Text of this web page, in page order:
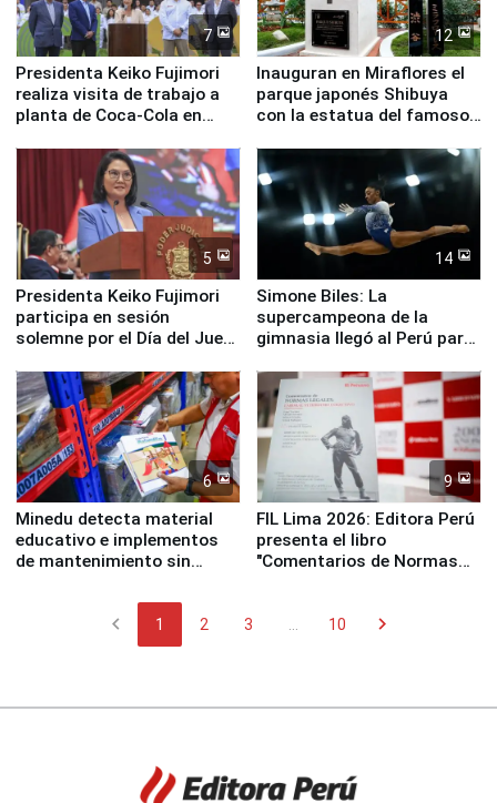
7
Presidenta Keiko Fujimori
realiza visita de trabajo a
planta de Coca-Cola en
12
Inauguran en Miraflores el
parque japonés Shibuya
con la estatua del famoso
5
Presidenta Keiko Fujimori
participa en sesión
solemne por el Día del Juez
14
Simone Biles: La
supercampeona de la
gimnasia llegó al Perú para
Panamericanos Lima 2027
6
Minedu detecta material
educativo e implementos
de mantenimiento sin
9
FIL Lima 2026: Editora Perú
presenta el libro
"Comentarios de Normas
chevron_left 1 2 3 10 chevron_right